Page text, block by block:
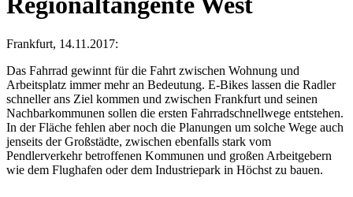
Frankfurt, 14.11.2017:
Das Fahrrad gewinnt für die Fahrt zwischen Wohnung und
Arbeitsplatz immer mehr an Bedeutung. E-Bikes lassen die Radler
schneller ans Ziel kommen und zwischen Frankfurt und seinen
Nachbarkommunen sollen die ersten Fahrradschnellwege entstehen.
In der Fläche fehlen aber noch die Planungen um solche Wege auch
jenseits der Großstädte, zwischen ebenfalls stark vom
Pendlerverkehr betroffenen Kommunen und großen Arbeitgebern
wie dem Flughafen oder dem Industriepark in Höchst zu bauen.